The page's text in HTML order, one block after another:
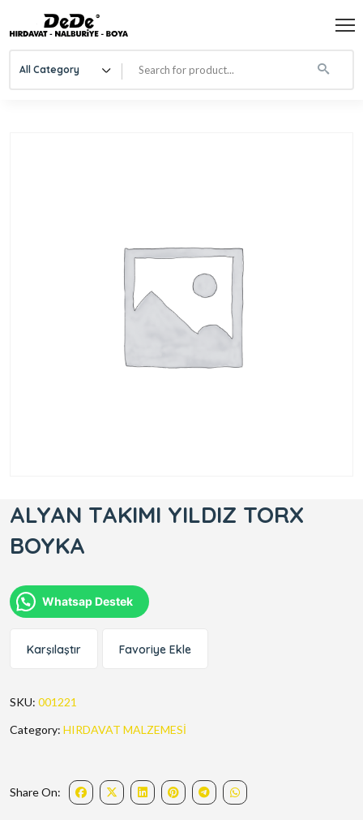
All Category
ALYAN TAKIMI YILDIZ TORX
BOYKA
Whatsap Destek
Karşılaştır Favoriye Ekle
SKU: 001221
Category: HIRDAVAT MALZEMESİ
Share On: